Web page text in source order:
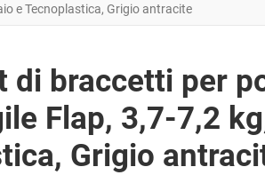
e Tecnoplastica, Grigio antracite
di braccetti per
Flap, 3,7-7,2
Grigio